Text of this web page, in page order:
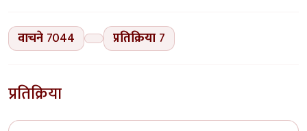
वाचने 7044 प्रतिक्रिया 7
प्रतिक्रिया